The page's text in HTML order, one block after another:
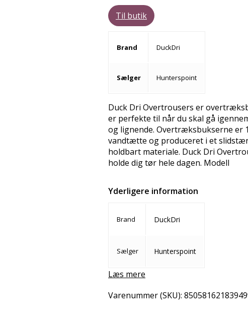
Til butik
Brand DuckDri
Sælger Hunterspoint
Duck Dri Overtrousers er
er perfekte til når du skal gå
og lignende. Overtræksbukserne er
vandtætte og produceret i et
holdbart materiale. Duck Dri
holde dig tør hele dagen. Modell
Yderligere information
Brand DuckDri
Sælger Hunterspoint
Læs mere
Varenummer (SKU):